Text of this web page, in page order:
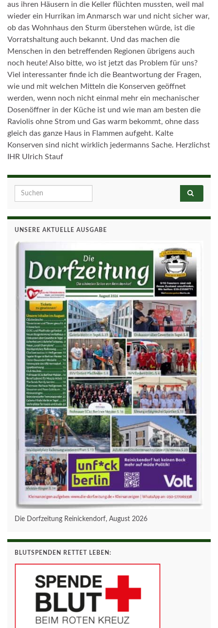
aus ihren Häusern in die Keller flüchten mussten, weil mal
wieder ein Hurrikan im Anmarsch war und nicht sicher war,
ob das Wohnhaus den Sturm überstehen würde, ist die
Vorratshaltung auch bekannt. Und das machen die
Menschen in den betreffenden Regionen übrigens auch
noch heute! Also bitte, wo ist jetzt das Problem für uns?
Viel interessanter finde ich die Beantwortung der Fragen,
wie und mit welchen Mitteln die Konserven geöffnet
werden, wenn noch nicht einmal mehr ein mechanischer
Dosenöffner in der Küche ist und wie man am besten die
Raviolis ohne Strom und Gas warm bekommt, ohne dass
gleich das ganze Haus in Flammen aufgeht. Kalte
Konserven sind nicht wirklich jedermanns Sache. Herzlichst
IHR Ulrich Stauf
Search for:
UNSERE AKTUELLE AUSGABE
Die Dorfzeitung Reinickendorf, August 2026
BLUTSPENDEN RETTET LEBEN: